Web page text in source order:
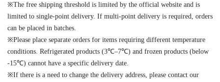
※The free shipping threshold is limited by the official website and is
limited to single-point delivery. If multi-point delivery is required, orders
can be placed in batches.
※Please place separate orders for items requiring different temperature
conditions. Refrigerated products (3℃–7℃) and frozen products (below
-15℃) cannot have a specific delivery date.
※If there is a need to change the delivery address, please contact our